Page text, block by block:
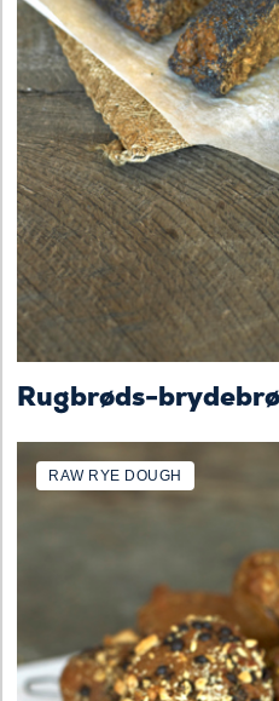
Rugbrøds-
RAW RYE DOUGH